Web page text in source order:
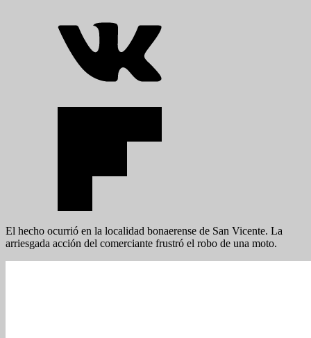
El hecho ocurrió en la localidad bonaerense de San Vicente. La
arriesgada acción del comerciante frustró el robo de una moto.